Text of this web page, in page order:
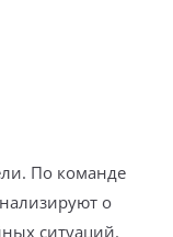
По команде
о
ситуаций.